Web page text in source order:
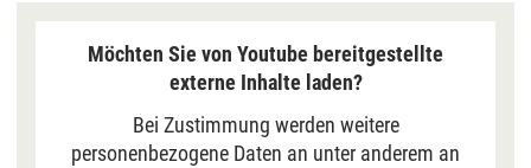
Möchten Sie von Youtube bereitgestellte
externe Inhalte laden?
Bei Zustimmung werden weitere
personenbezogene Daten an unter anderem an